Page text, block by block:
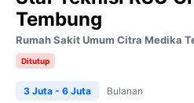
Tembung
Rumah Sakit Umum Citra Medika
Ditutup
3 Juta - 6 Juta Bulanan